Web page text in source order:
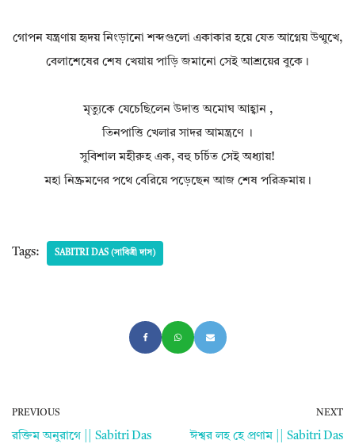
গোপন যন্ত্রণায় হৃদয় নিংড়ানো শব্দগুলো একাকার হয়ে যেত আগ্নেয় উণ্মুখে,
বেলাশেষের শেষ খেয়ায় পাড়ি জমানো সেই আশ্রয়ের বুকে।
মৃত্যুকে যেচেছিলেন উদাত্ত অমোঘ আহ্বান ,
তিনপাত্তি খেলার সাদর আমন্ত্রণে ।
সুবিশাল মহীরুহ এক, বহু চর্চিত সেই অধ্যায়!
মহা নিষ্ক্রমণের পথে বেরিয়ে পড়েছেন আজ শেষ পরিক্রমায়।
Tags: SABITRI DAS (সাবিত্রী দাস)
PREVIOUS
রক্তিম অনুরাগে || Sabitri Das
NEXT
ঈশ্বর লহ হে প্রণাম || Sabitri Das